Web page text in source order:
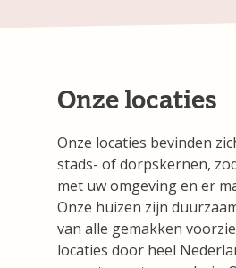
Onze locaties
Onze locaties bevinden
stads- of dorpskernen,
met uw omgeving en er
Onze huizen zijn
van alle gemakken
locaties door heel